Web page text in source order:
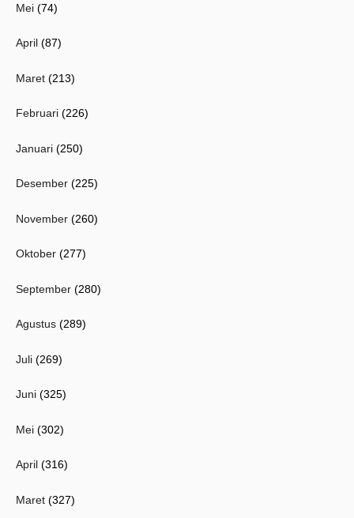
Mei (74)
April (87)
Maret (213)
Februari (226)
Januari (250)
Desember (225)
November (260)
Oktober (277)
September (280)
Agustus (289)
Juli (269)
Juni (325)
Mei (302)
April (316)
Maret (327)